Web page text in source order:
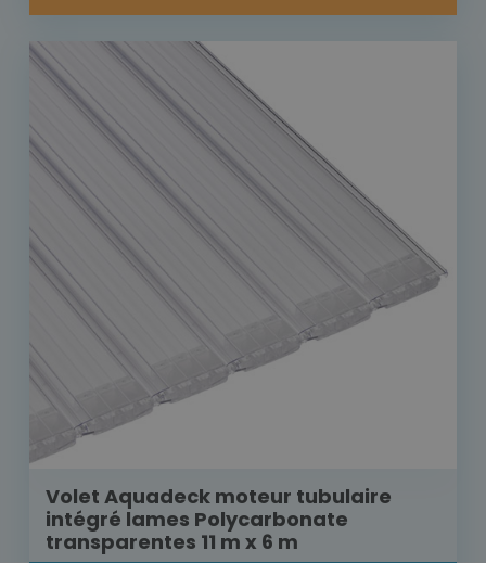
Volet Aquadeck moteur tubulaire
intégré lames Polycarbonate
transparentes 11 m x 6 m